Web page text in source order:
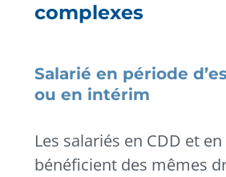
complexes
Salarié en période
ou en intérim
Les salariés en CDD et
bénéficient des mêmes